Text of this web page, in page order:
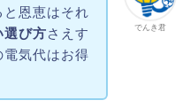
でんき君
恩恵はそれ
選び方さえす
気代はお得